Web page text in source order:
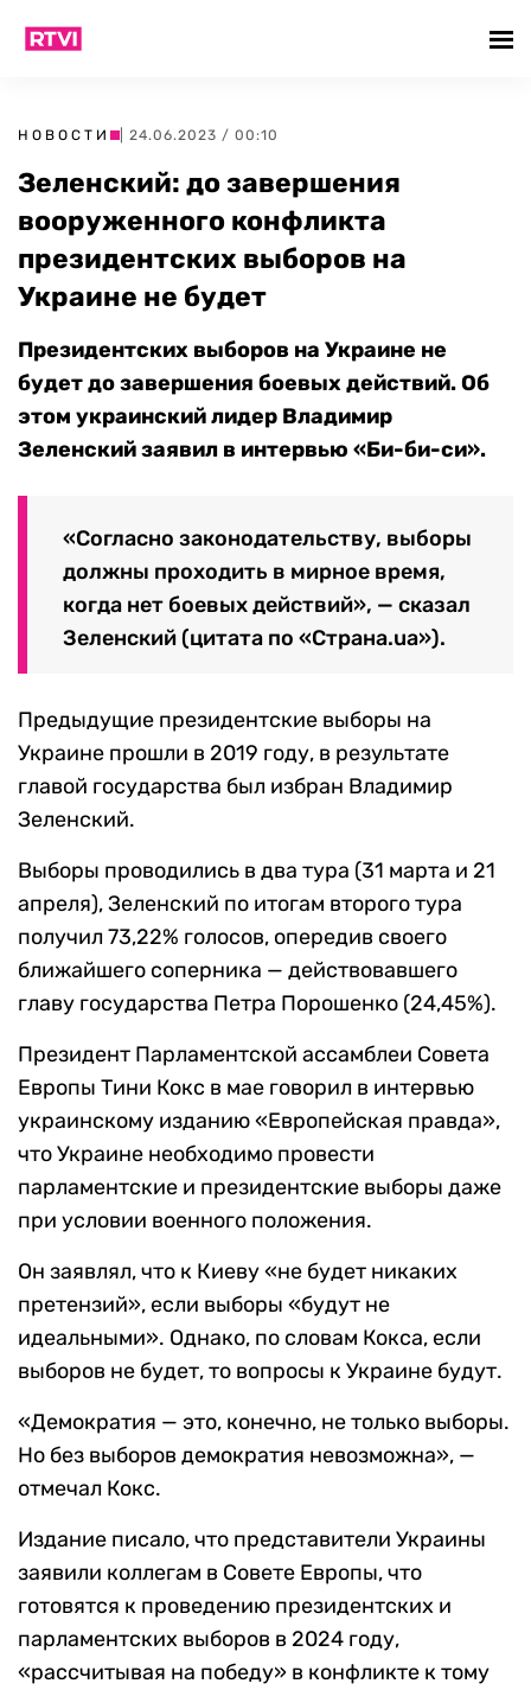
НОВОСТИ | 24.06.2023 / 00:10
Зеленский: до завершения
вооруженного конфликта
президентских выборов на
Украине не будет
Президентских выборов на Украине не
будет до завершения боевых действий. Об
этом украинский лидер Владимир
Зеленский заявил в интервью «Би-би-си».
«Согласно законодательству, выборы
должны проходить в мирное время,
когда нет боевых действий», — сказал
Зеленский (цитата по «Страна.ua»).
Предыдущие президентские выборы на
Украине прошли в 2019 году, в результате
главой государства был избран Владимир
Зеленский.
Выборы проводились в два тура (31 марта и 21
апреля), Зеленский по итогам второго тура
получил 73,22% голосов, опередив своего
ближайшего соперника — действовавшего
главу государства Петра Порошенко (24,45%).
Президент Парламентской ассамблеи Совета
Европы Тини Кокс в мае говорил в интервью
украинскому изданию «Европейская правда»,
что Украине необходимо провести
парламентские и президентские выборы даже
при условии военного положения.
Он заявлял, что к Киеву «не будет никаких
претензий», если выборы «будут не
идеальными». Однако, по словам Кокса, если
выборов не будет, то вопросы к Украине будут.
«Демократия — это, конечно, не только выборы.
Но без выборов демократия невозможна», —
отмечал Кокс.
Издание писало, что представители Украины
заявили коллегам в Совете Европы, что
готовятся к проведению президентских и
парламентских выборов в 2024 году,
«рассчитывая на победу» в конфликте к тому